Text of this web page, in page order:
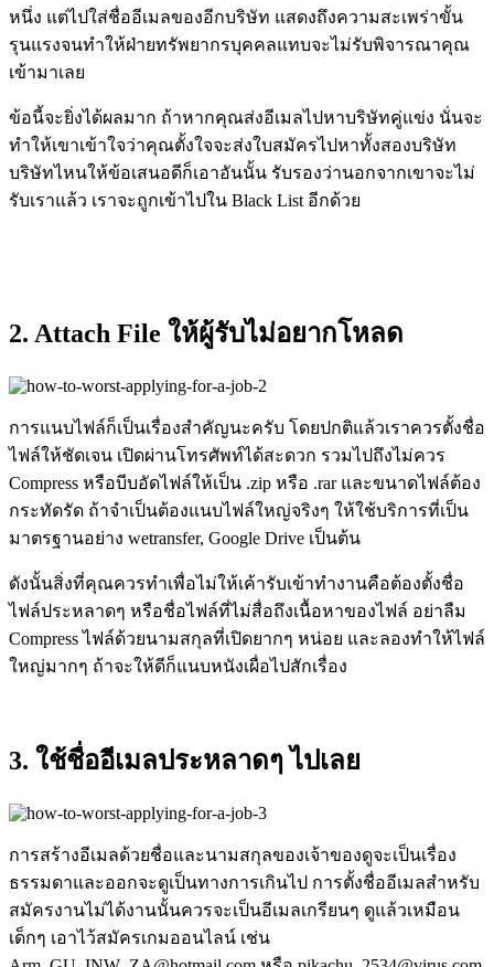
หนึ่ง แต่ไปใส่ชื่ออีเมลของอีกบริษัท แสดงถึงความสะเพร่าขั้น
รุนแรงจนทำให้ฝ่ายทรัพยากรบุคคลแทบจะไม่รับพิจารณาคุณ
เข้ามาเลย
ข้อนี้จะยิ่งได้ผลมาก ถ้าหากคุณส่งอีเมลไปหาบริษัทคู่แข่ง นั่นจะ
ทำให้เขาเข้าใจว่าคุณตั้งใจจะส่งใบสมัครไปหาทั้งสองบริษัท
บริษัทไหนให้ข้อเสนอดีก็เอาอันนั้น รับรองว่านอกจากเขาจะไม่
รับเราแล้ว เราจะถูกเข้าไปใน Black List อีกด้วย
2. Attach File ให้ผู้รับไม่อยากโหลด
การแนบไฟล์ก็เป็นเรื่องสำคัญนะครับ โดยปกติแล้วเราควรตั้งชื่อ
ไฟล์ให้ชัดเจน เปิดผ่านโทรศัพท์ได้สะดวก รวมไปถึงไม่ควร
Compress หรือบีบอัดไฟล์ให้เป็น .zip หรือ .rar และขนาดไฟล์ต้อง
กระทัดรัด ถ้าจำเป็นต้องแนบไฟล์ใหญ่จริงๆ ให้ใช้บริการที่เป็น
มาตรฐานอย่าง wetransfer, Google Drive เป็นต้น
ดังนั้นสิ่งที่คุณควรทำเพื่อไม่ให้เค้ารับเข้าทำงานคือต้องตั้งชื่อ
ไฟล์ประหลาดๆ หรือชื่อไฟล์ที่ไม่สื่อถึงเนื้อหาของไฟล์ อย่าลืม
Compress ไฟล์ด้วยนามสกุลที่เปิดยากๆ หน่อย และลองทำให้ไฟล์
ใหญ่มากๆ ถ้าจะให้ดีก็แนบหนังเผื่อไปสักเรื่อง
3. ใช้ชื่ออีเมลประหลาดๆ ไปเลย
การสร้างอีเมลด้วยชื่อและนามสกุลของเจ้าของดูจะเป็นเรื่อง
ธรรมดาและออกจะดูเป็นทางการเกินไป การตั้งชื่ออีเมลสำหรับ
สมัครงานไม่ได้งานนั้นควรจะเป็นอีเมลเกรียนๆ ดูแล้วเหมือน
เด็กๆ เอาไว้สมัครเกมออนไลน์ เช่น